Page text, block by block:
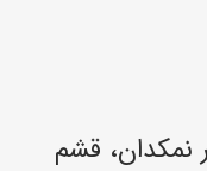
نمکدان، قشم